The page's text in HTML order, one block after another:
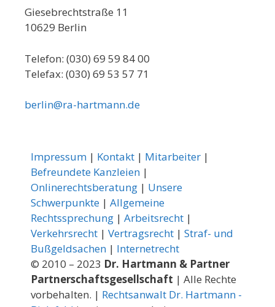
Giesebrechtstraße 11
10629 Berlin
Telefon: (030) 69 59 84 00
Telefax: (030) 69 53 57 71
berlin@ra-hartmann.de
Impressum | Kontakt | Mitarbeiter |
Befreundete Kanzleien |
Onlinerechtsberatung | Unsere
Schwerpunkte | Allgemeine
Rechtssprechung | Arbeitsrecht |
Verkehrsrecht | Vertragsrecht | Straf- und
Bußgeldsachen | Internetrecht
© 2010 – 2023 Dr. Hartmann & Partner
Partnerschaftsgesellschaft | Alle Rechte
vorbehalten. | Rechtsanwalt Dr. Hartmann -